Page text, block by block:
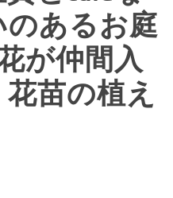
あるお庭
が仲間入
苗の植え